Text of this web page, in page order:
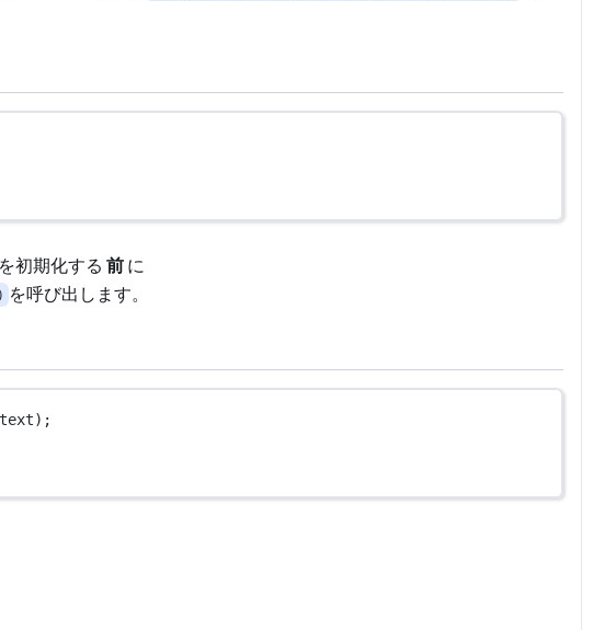
初期化する 前 に
を呼び出します。